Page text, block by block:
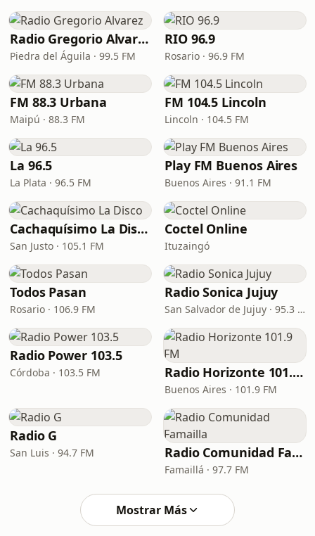
Radio Gregorio Alvarez
Piedra del Águila · 99.5 FM
RIO 96.9
Rosario · 96.9 FM
FM 88.3 Urbana
Maipú · 88.3 FM
FM 104.5 Lincoln
Lincoln · 104.5 FM
La 96.5
La Plata · 96.5 FM
Play FM Buenos Aires
Buenos Aires · 91.1 FM
Cachaquísimo La Disco
San Justo · 105.1 FM
Coctel Online
Ituzaingó
Todos Pasan
Rosario · 106.9 FM
Radio Sonica Jujuy
San Salvador de Jujuy · 95.3 FM
Radio Power 103.5
Córdoba · 103.5 FM Radio Horizonte 101.9 FM
Buenos Aires · 101.9 FM
Radio G
San Luis · 94.7 FM Radio Comunidad Famailla
Famaillá · 97.7 FM
Mostrar Más